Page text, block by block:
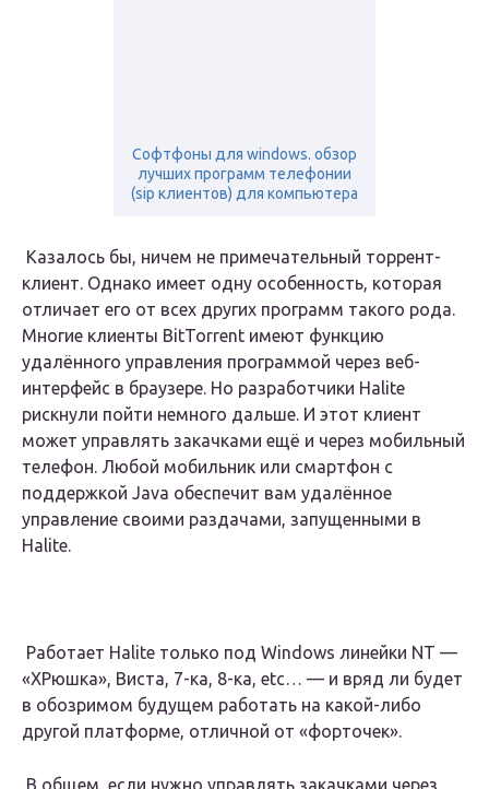
Софтфоны для windows. обзор
лучших программ телефонии
(sip клиентов) для компьютера
Казалось бы, ничем не примечательный торрент-
клиент. Однако имеет одну особенность, которая
отличает его от всех других программ такого рода.
Многие клиенты BitTorrent имеют функцию
удалённого управления программой через веб-
интерфейс в браузере. Но разработчики Halite
рискнули пойти немного дальше. И этот клиент
может управлять закачками ещё и через мобильный
телефон. Любой мобильник или смартфон с
поддержкой Java обеспечит вам удалённое
управление своими раздачами, запущенными в
Halite.
Работает Halite только под Windows линейки NT —
«ХРюшка», Виста, 7-ка, 8-ка, etc… — и вряд ли будет
в обозримом будущем работать на какой-либо
другой платформе, отличной от «форточек».